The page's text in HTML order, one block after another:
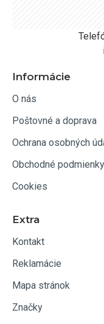
Informácie
O nás
Poštovné a doprava
Ochrana osobných
Obchodné podmienky
Cookies
Extra
Kontakt
Reklamácie
Mapa stránok
Značky